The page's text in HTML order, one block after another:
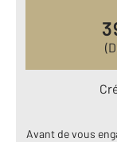
Avant de vous